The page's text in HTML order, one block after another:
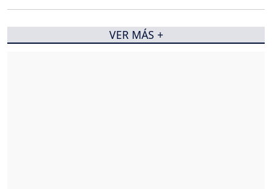
VER MÁS +